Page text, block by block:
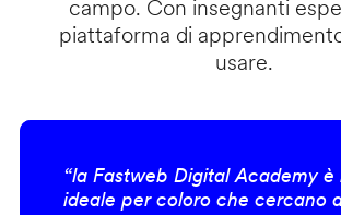
campo. Con insegnanti
piattaforma di
usare.
“la Fastweb Digital Academy è
ideale per coloro che cercano